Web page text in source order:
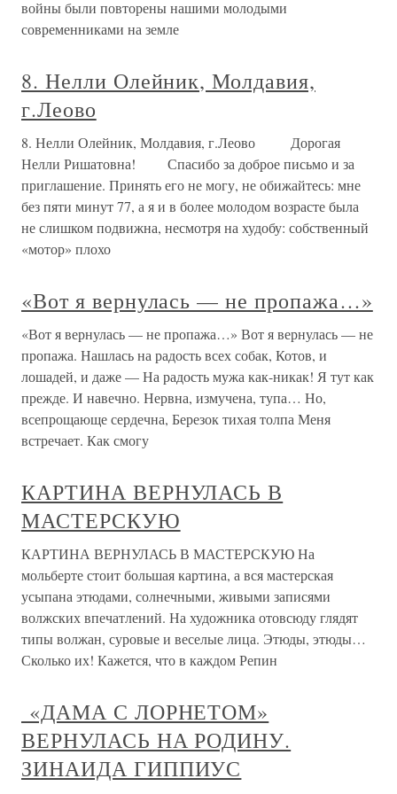
войны были повторены нашими молодыми
современниками на земле
8. Нелли Олейник, Молдавия,
г.Леово
8. Нелли Олейник, Молдавия, г.Леово Дорогая
Нелли Ришатовна! Спасибо за доброе письмо и за
приглашение. Принять его не могу, не обижайтесь: мне
без пяти минут 77, а я и в более молодом возрасте была
не слишком подвижна, несмотря на худобу: собственный
«мотор» плохо
«Вот я вернулась — не пропажа…»
«Вот я вернулась — не пропажа…» Вот я вернулась — не
пропажа. Нашлась на радость всех собак, Котов, и
лошадей, и даже — На радость мужа как-никак! Я тут как
прежде. И навечно. Нервна, измучена, тупа… Но,
всепрощающе сердечна, Березок тихая толпа Меня
встречает. Как смогу
КАРТИНА ВЕРНУЛАСЬ В
МАСТЕРСКУЮ
КАРТИНА ВЕРНУЛАСЬ В МАСТЕРСКУЮ На
мольберте стоит большая картина, а вся мастерская
усыпана этюдами, солнечными, живыми записями
волжских впечатлений. На художника отовсюду глядят
типы волжан, суровые и веселые лица. Этюды, этюды…
Сколько их! Кажется, что в каждом Репин
«ДАМА С ЛОРНЕТОМ»
ВЕРНУЛАСЬ НА РОДИНУ.
ЗИНАИДА ГИППИУС